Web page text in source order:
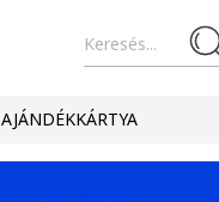
Keresés...
AJÁNDÉKKÁRTYA